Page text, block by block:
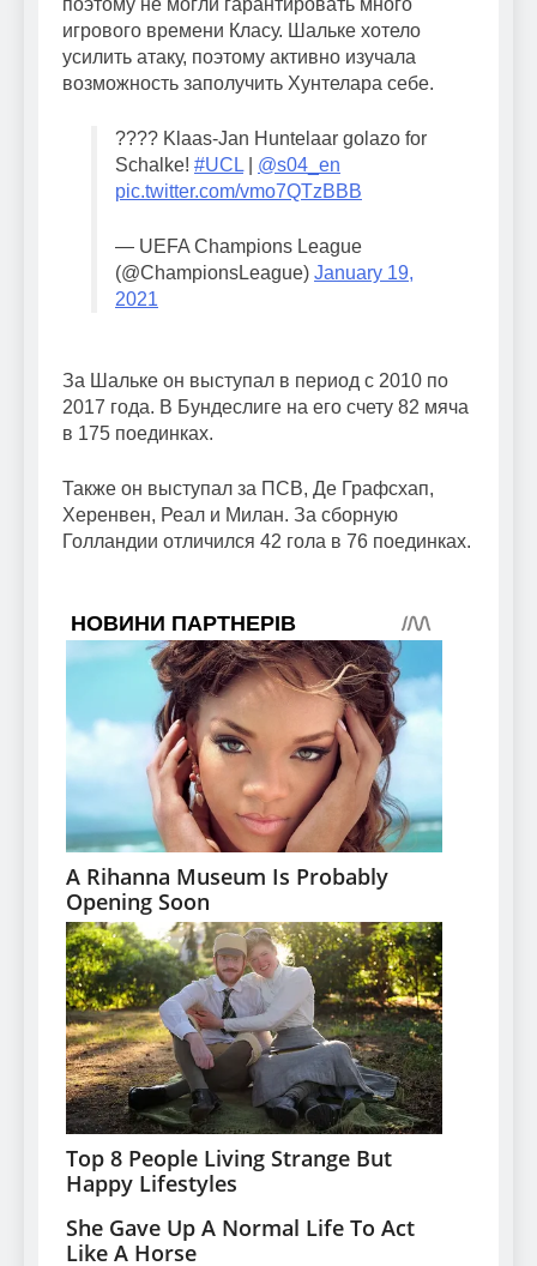
игрового времени Класу. Шальке хотело
усилить атаку, поэтому активно изучала
возможность заполучить Хунтелара себе.
???? Klaas-Jan Huntelaar golazo for
Schalke! #UCL
@s04_en
pic.twitter.com/vmo7QTzBBB
— UEFA Champions League
(@ChampionsLeague) January 19,
2021
За Шальке он выступал в период с 2010 по
2017 года. В Бундеслиге на его счету 82 мяча
в 175 поединках.
Также он выступал за ПСВ, Де Графсхап,
Херенвен, Реал и Милан. За сборную
Голландии отличился 42 гола в 76 поединках.